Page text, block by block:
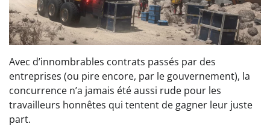
Avec d’innombrables contrats passés par des
entreprises (ou pire encore, par le gouvernement), la
concurrence n’a jamais été aussi rude pour les
travailleurs honnêtes qui tentent de gagner leur juste
part.